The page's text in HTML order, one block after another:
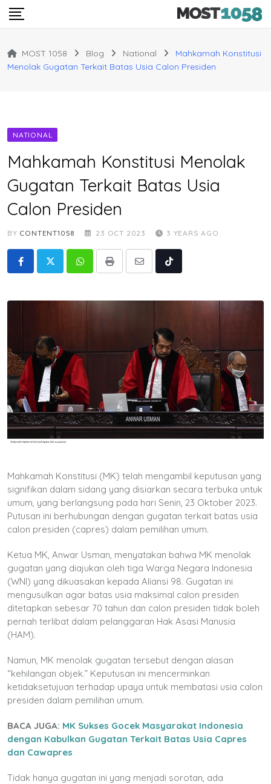
Skip
MOST 1058 Blog National
Mahkamah Konstitusi
Menolak Gugatan Terkait Batas Usia Calon Presiden
NATIONAL
Mahkamah Konstitusi Menolak
Gugatan Terkait Batas Usia
Calon Presiden
BY CONTENT1058 23 OCT 2023 3 YEARS AGO
WhatsappPrint
Share
Tiktok
Mahkamah Konstitusi (MK) telah mengambil keputusan yang
signifikan dalam sidang yang disiarkan secara terbuka untuk
umum, yang berlangsung pada hari Senin, 23 Oktober 2023.
Putusan ini berhubungan dengan gugatan terkait batas usia
calon presiden (capres) dalam pemilihan umum.
Ketua MK, Anwar Usman, menyatakan bahwa MK menolak
gugatan yang diajukan oleh tiga Warga Negara Indonesia
(WNI) yang dikuasakan kepada Aliansi 98. Gugatan ini
mengusulkan agar batas usia maksimal calon presiden
ditetapkan sebesar 70 tahun dan calon presiden tidak boleh
pernah terlibat dalam pelanggaran Hak Asasi Manusia
(HAM).
Namun, MK menolak gugatan tersebut dengan alasan
“kehilangan objek.” Keputusan ini mencerminkan
ketidaksetujuan terhadap upaya untuk membatasi usia calon
presiden dalam pemilihan umum.
BACA JUGA: MK Sukses Gocek Masyarakat Indonesia
dengan Kabulkan Gugatan Terkait Batas Usia Capres
dan Cawapres
Tidak hanya gugatan ini yang menjadi sorotan, ada